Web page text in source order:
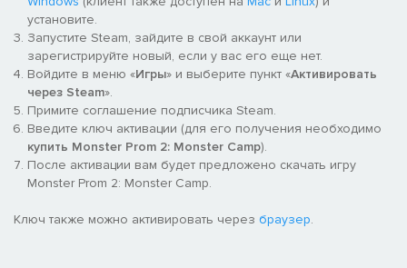
установите.
Запустите Steam, зайдите в свой аккаунт или
зарегистрируйте новый, если у вас его еще нет.
Войдите в меню «Игры» и выберите пункт «Активировать
через Steam».
Примите соглашение подписчика Steam.
Введите ключ активации (для его получения необходимо
купить Monster Prom 2: Monster Camp).
После активации вам будет предложено скачать игру
Monster Prom 2: Monster Camp.
Ключ также можно активировать через браузер.